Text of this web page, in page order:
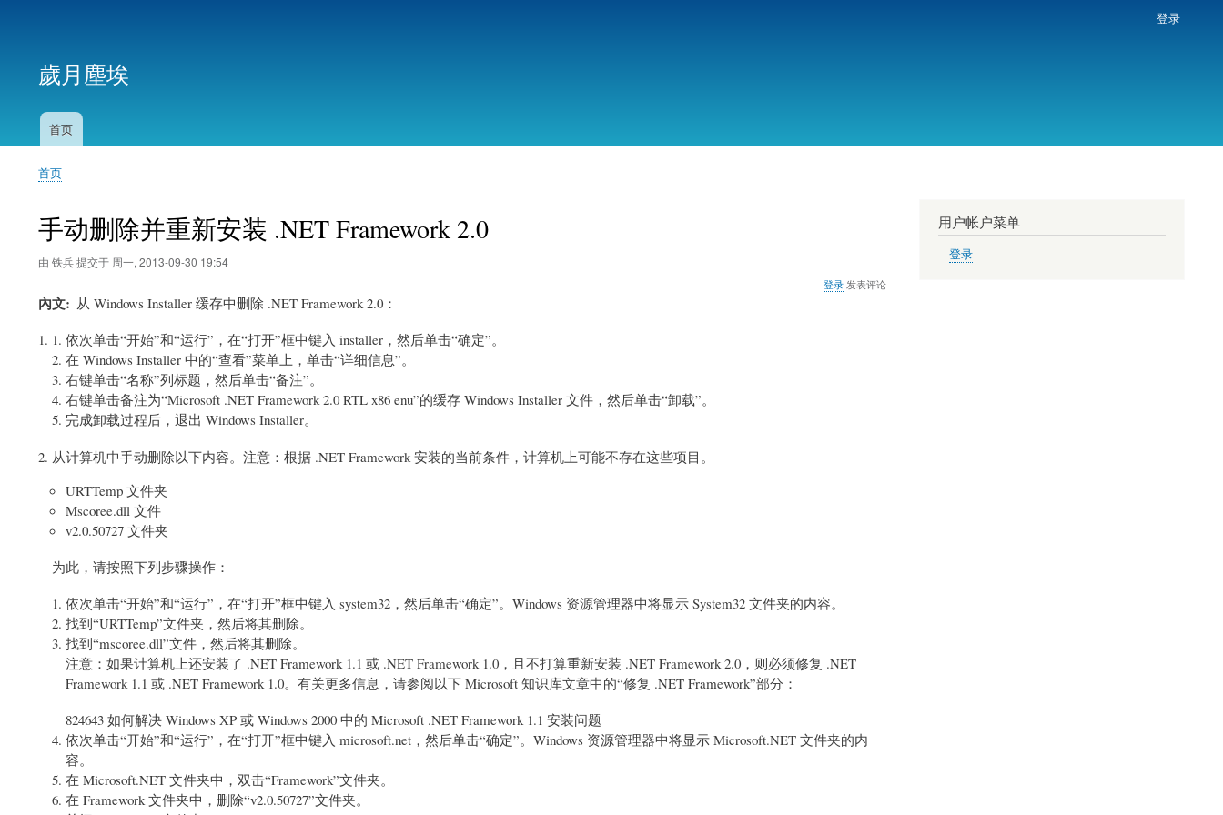
登录
歲月塵埃
航
首页
面
屑
首页
手动删除并重新安装 .NET Framework 2.0
由 铁兵提交于 周一, 2013-09-30 19:54
登录发表评论
內文
从 Windows Installer 缓存中删除 .NET Framework 2.0：
依次单击“开始”和“运行”，在“打开”框中键入 installer ，然后单击“确定”。
在 Windows Installer 中的“查看”菜单上，单击“详细信息”。
右键单击“名称”列标题，然后单击“备注”。
右键单击备注为“Microsoft .NET Framework 2.0 RTL x86 enu”的缓存 Windows Installer 文件，然后单击“卸载”。
完成卸载过程后，退出 Windows Installer。
从计算机中手动删除以下内容。注意：根据 .NET Framework 安装的当前条件，计算机上可能不存在这些项目。
URTTemp 文件夹
Mscoree.dll 文件
v2.0.50727 文件夹
为此，请按照下列步骤操作：
依次单击“开始”和“运行”，在“打开”框中键入 system32 ，然后单击“确定”。Windows 资源管理器中将显示 System32 文件夹的内容。
找到“URTTemp”文件夹，然后将其删除。
找到“mscoree.dll”文件，然后将其删除。
注意：如果计算机上还安装了 .NET Framework 1.1 或 .NET Framework 1.0，且不打算重新安装 .NET Framework 2.0，则必须修复 .NET
Framework 1.1 或 .NET Framework 1.0。有关更多信息，请参阅以下 Microsoft 知识库文章中的“修复 .NET Framework”部分：
824643 如何解决 Windows XP 或 Windows 2000 中的 Microsoft .NET Framework 1.1 安装问题
依次单击“开始”和“运行”，在“打开”框中键入 microsoft.net ，然后单击“确定”。Windows 资源管理器中将显示 Microsoft.NET 文件夹的内
容。
在 Microsoft.NET 文件夹中，双击“Framework”文件夹。
在 Framework 文件夹中，删除“v2.0.50727”文件夹。
用户帐户菜单
登录